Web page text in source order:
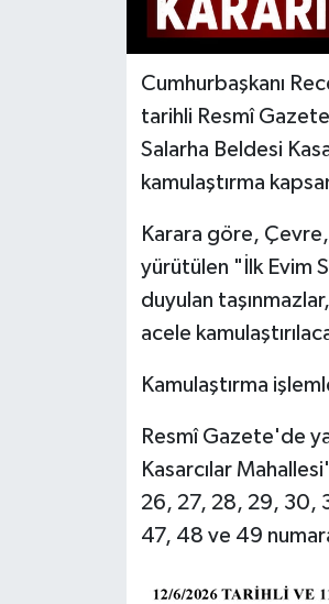
Cumhurbaşkanı
tarihli Resmî
Salarha Beldesi
kamulaştırma
Karara göre,
yürütülen "İlk Evim
duyulan
acele
Kamulaştırma
Resmî Gazete'de
Kasarcılar
26, 27, 28, 29, 30,
47, 48 ve 49